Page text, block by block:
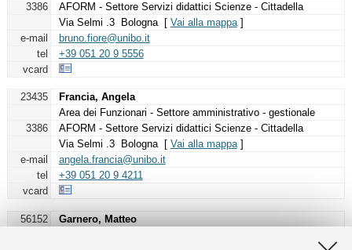
3386
AFORM - Settore Servizi didattici Scienze - Cittadella
Via Selmi .3 Bologna [ Vai alla mappa]
e-mail
bruno.fiore@unibo.it
tel
+39 051 20 9 5556
vcard
23435
Francia, Angela
Area dei Funzionari - Settore amministrativo - gestionale
3386
AFORM - Settore Servizi didattici Scienze - Cittadella
Via Selmi .3 Bologna [ Vai alla mappa]
e-mail
angela.francia@unibo.it
tel
+39 051 20 9 4211
vcard
56152
Garnero, Matteo